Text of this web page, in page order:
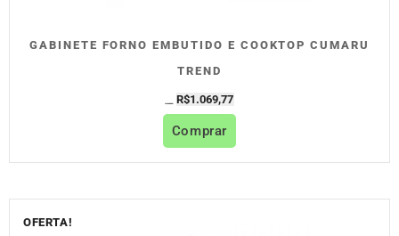
GABINETE FORNO EMBUTIDO E COOKTOP CUMARU
TREND
R$1.069,77
Comprar
OFERTA!